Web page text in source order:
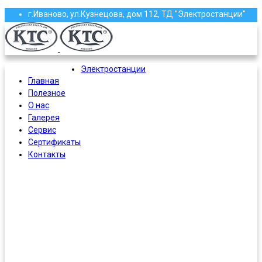
г.Иваново, ул.Кузнецова, дом 112, ТД "Электростанции"
(4932) 58-13-87, 58-97-97, 58-97-96, 37-61-16
roscoma@mail.ru
Главная
Полезное
О нас
Галерея
Сервис
Сертификаты
Контакты
Электростанции